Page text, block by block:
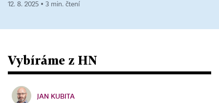
12. 8. 2025 ▪ 3 min. čtení
Vybíráme z HN
JAN KUBITA